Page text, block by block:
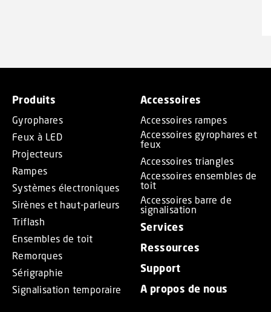
Produits
Gyrophares
Feux à LED
Projecteurs
Rampes
Systèmes électroniques
Sirènes et haut-parleurs
Triflash
Ensembles de toit
Remorques
Sérigraphie
Signalisation temporaire
Accessoires
Accessoires rampes
Accessoires gyrophares et
feux
Accessoires triangles
Accessoires ensembles de
toit
Accessoires barre de
signalisation
Services
Ressources
Support
A propos de nous